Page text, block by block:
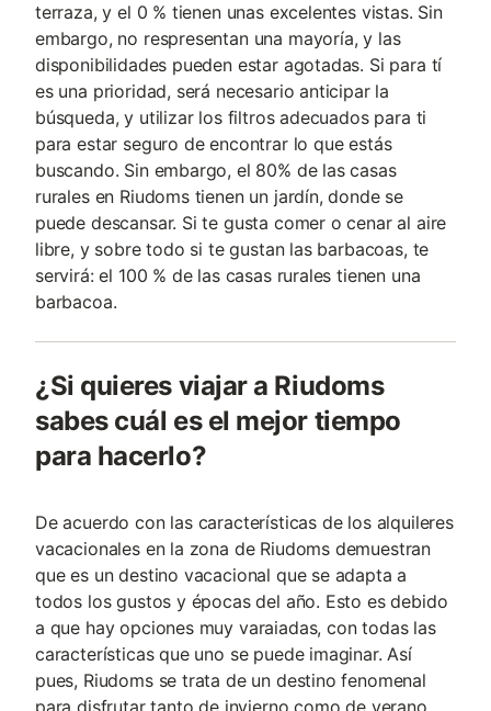
terraza, y el 0 % tienen unas excelentes vistas. Sin
embargo, no respresentan una mayoría, y las
disponibilidades pueden estar agotadas. Si para tí
es una prioridad, será necesario anticipar la
búsqueda, y utilizar los filtros adecuados para ti
para estar seguro de encontrar lo que estás
buscando. Sin embargo, el 80% de las casas
rurales en Riudoms tienen un jardín, donde se
puede descansar. Si te gusta comer o cenar al aire
libre, y sobre todo si te gustan las barbacoas, te
servirá: el 100 % de las casas rurales tienen una
barbacoa.
¿Si quieres viajar a Riudoms
sabes cuál es el mejor tiempo
para hacerlo?
De acuerdo con las características de los alquileres
vacacionales en la zona de Riudoms demuestran
que es un destino vacacional que se adapta a
todos los gustos y épocas del año. Esto es debido
a que hay opciones muy varaiadas, con todas las
características que uno se puede imaginar. Así
pues, Riudoms se trata de un destino fenomenal
para disfrutar tanto de invierno como de verano.